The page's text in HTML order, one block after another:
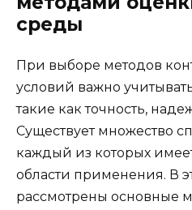
среды
При выборе методов
условий важно
такие как точность,
Существует множество
каждый из которых
области применения. В
рассмотрены основные